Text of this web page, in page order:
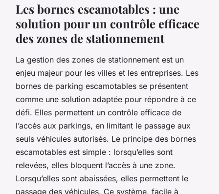
Les bornes escamotables : une
solution pour un contrôle efficace
des zones de stationnement
La gestion des zones de stationnement est un
enjeu majeur pour les villes et les entreprises. Les
bornes de parking escamotables se présentent
comme une solution adaptée pour répondre à ce
défi. Elles permettent un contrôle efficace de
l’accès aux parkings, en limitant le passage aux
seuls véhicules autorisés. Le principe des bornes
escamotables est simple : lorsqu’elles sont
relevées, elles bloquent l’accès à une zone.
Lorsqu’elles sont abaissées, elles permettent le
passage des véhicules. Ce système, facile à